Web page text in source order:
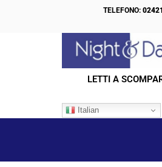
TELEFONO:
LETTI A
Italian
IL